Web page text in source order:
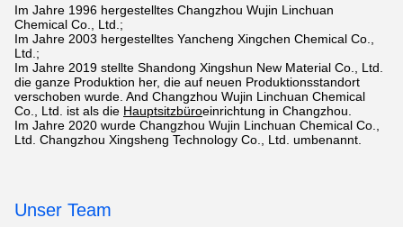
Im Jahre 1996 hergestelltes Changzhou Wujin Linchuan
Chemical Co., Ltd.;
Im Jahre 2003 hergestelltes Yancheng Xingchen Chemical Co.,
Ltd.;
Im Jahre 2019 stellte Shandong Xingshun New Material Co., Ltd.
die ganze Produktion her, die auf neuen Produktionsstandort
verschoben wurde. And Changzhou Wujin Linchuan Chemical
Co., Ltd. ist als die Hauptsitzbüroeinrichtung in Changzhou.
Im Jahre 2020 wurde Changzhou Wujin Linchuan Chemical Co.,
Ltd. Changzhou Xingsheng Technology Co., Ltd. umbenannt.
Unser Team